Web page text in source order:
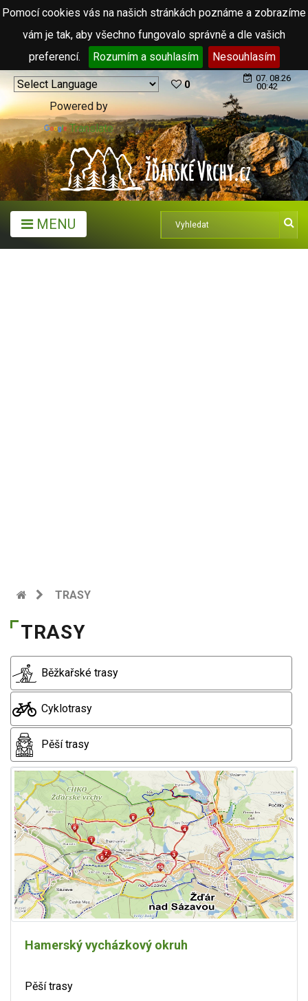
Pomocí cookies vás na našich stránkách poznáme a zobrazíme
vám je tak, aby všechno fungovalo správně a dle vašich
preferencí.
Rozumím a souhlasím Nesouhlasím
Powered by
Translate
0
07. 08.26
00:42
MENU
TRASY
TRASY
Běžkařské trasy
Cyklotrasy
Pěší trasy
Hamerský vycházkový okruh
Pěší trasy